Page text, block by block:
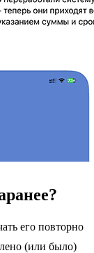
его повторно
(или было)